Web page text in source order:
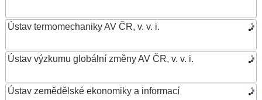
Ústav termomechaniky AV ČR, v. v. i.
Ústav výzkumu globální změny AV ČR, v. v. i.
Ústav zemědělské ekonomiky a informací